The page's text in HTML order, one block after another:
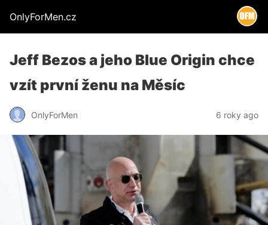
OnlyForMen.cz
Jeff Bezos a jeho Blue Origin chce
vzít první ženu na Měsíc
OnlyForMen 6 roky ago